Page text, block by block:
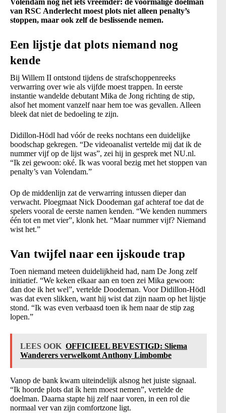
Volendam nog net iets vreemder: de voormalige doelman
van RSC Anderlecht moest plots niet alleen penalty’s
stoppen, maar ook zelf de beslissende nemen.
Een lijstje dat plots niemand nog
kende
Bij Willem II ontstond tijdens de strafschoppenreeks
verwarring over wie als vijfde moest trappen. In eerste
instantie wandelde debutant Mika de Jong richting de stip,
alsof het moment vanzelf naar hem toe was gevallen. Alleen
bleek dat niet de bedoeling te zijn.
Didillon-Hödl had vóór de reeks nochtans een duidelijke
boodschap gekregen. “De videoanalist vertelde mij dat ik de
nummer vijf op de lijst was”, zei hij in gesprek met NU.nl.
“Ik zei gewoon: oké. Ik was vooral bezig met het stoppen van
penalty’s van Volendam.”
Op de middenlijn zat de verwarring intussen dieper dan
verwacht. Ploegmaat Nick Doodeman gaf achteraf toe dat de
spelers vooral de eerste namen kenden. “We kenden nummers
één tot en met vier”, klonk het. “Maar nummer vijf? Niemand
wist het.”
Van twijfel naar een ijskoude trap
Toen niemand meteen duidelijkheid had, nam De Jong zelf
initiatief. “We keken elkaar aan en toen zei Mika gewoon:
dan doe ik het wel”, vertelde Doodeman. Voor Didillon-Hödl
was dat even slikken, want hij wist dat zijn naam op het lijstje
stond. “Ik was even verbaasd toen ik hem naar de stip zag
lopen.”
LEES OOK OFFICIEEL BEVESTIGD: Sliema
Wanderers verwelkomt Anthony Limbombe
Vanop de bank kwam uiteindelijk alsnog het juiste signaal.
“Ik hoorde plots dat ík hem moest nemen”, vertelde de
doelman. Daarna stapte hij zelf naar voren, in een rol die
normaal ver van zijn comfortzone ligt.